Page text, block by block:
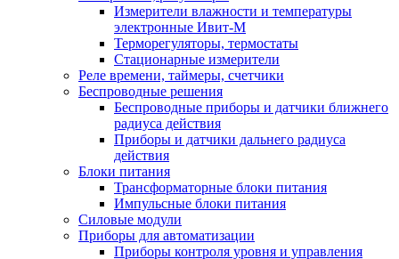
Измерители влажности и температуры
электронные Ивит-М
Терморегуляторы, термостаты
Стационарные измерители
Реле времени, таймеры, счетчики
Беспроводные решения
Беспроводные приборы и датчики ближнего
радиуса действия
Приборы и датчики дальнего радиуса
действия
Блоки питания
Трансформаторные блоки питания
Импульсные блоки питания
Силовые модули
Приборы для автоматизации
Приборы контроля уровня и управления